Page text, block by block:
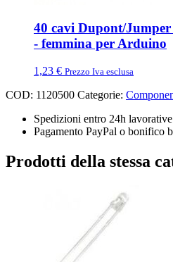
40 cavi Dupont/Jumper
- femmina per Arduino
1,23 € Prezzo Iva esclusa
COD: 1120500 Categorie:
Spedizioni entro 24h lavorative
Pagamento PayPal o bonifico
Prodotti della stessa